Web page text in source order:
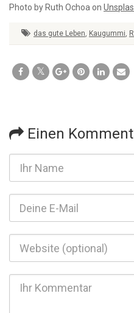
Photo by Ruth Ochoa on
das gute Leben, Kaugummi,
Einen